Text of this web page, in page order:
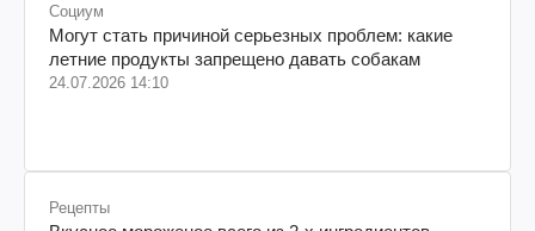
Социум
Могут стать причиной серьезных проблем: какие
летние продукты запрещено давать собакам
24.07.2026 14:10
Рецепты